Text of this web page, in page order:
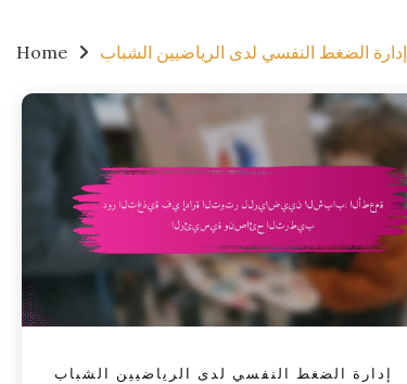
Home إدارة الضغط النفسي لدى الرياضيين الشباب
إدارة الضغط النفسي لدى الرياضيين الشباب